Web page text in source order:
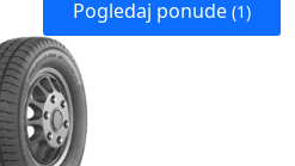
Pogledaj ponude (1)